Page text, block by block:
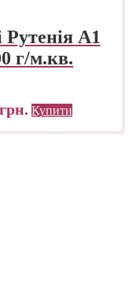
Рутенія А1
г/м.кв.
грн. Купити